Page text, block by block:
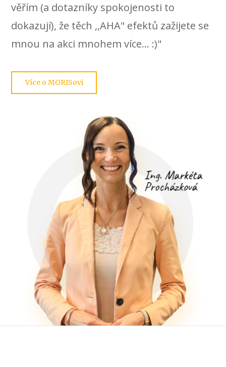
věřím (a dotazníky spokojenosti to
dokazují), že těch ,,AHA" efektů zažijete se
mnou na akci mnohem více... :)"
Více o MORISovi